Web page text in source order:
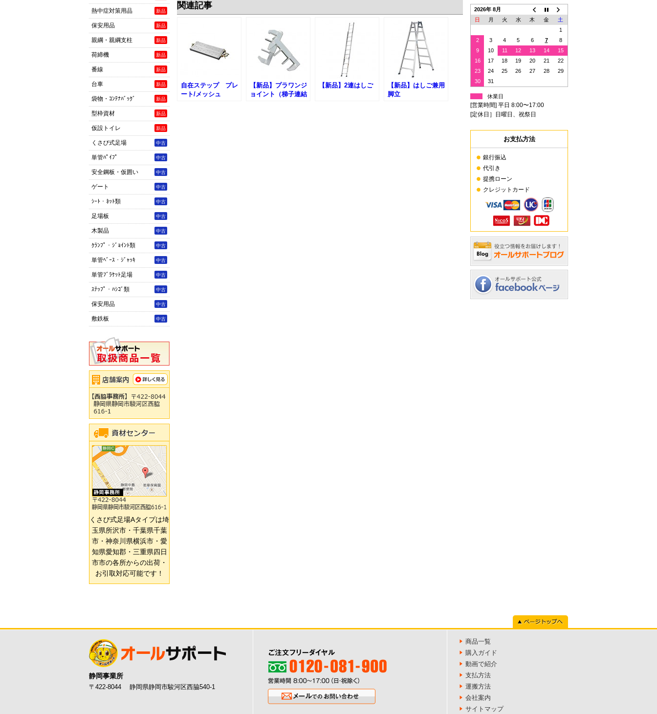
関連記事
自在ステップ プレ
ート/メッシュ
【新品】プラワンジ
ョイント（梯子連結
【新品】2連はしご
【新品】はしご兼用
脚立
新品
熱中症対策用品
新品
保安用品
新品
親綱・親綱支柱
新品
荷締機
新品
番線
新品
台車
新品
袋物・ｺﾝﾃﾅﾊﾞｯｸﾞ
新品
型枠資材
新品
仮設トイレ
中古
くさび式足場
中古
単管ﾊﾟｲﾌﾟ
中古
安全鋼板・仮囲い
中古
ゲート
中古
ｼｰﾄ・ﾈｯﾄ類
中古
足場板
中古
木製品
中古
ｸﾗﾝﾌﾟ・ｼﾞｮｲﾝﾄ類
中古
単管ﾍﾞｰｽ・ｼﾞｬｯｷ
中古
単管ﾌﾞﾗｹｯﾄ足場
中古
ｽﾃｯﾌﾟ・ﾊｼｺﾞ類
中古
保安用品
中古
敷鉄板
くさび式足場Aタイプは埼
玉県所沢市・千葉県千葉
市・神奈川県横浜市・愛
知県愛知郡・三重県四日
市市の各所からの出荷・
お引取対応可能です！
2026年 8月
日
月 火 水 木 金
土
1
2
3 4 5 6 7
8
9
10 11 12 13 14
15
16
17 18 19 20 21
22
23
24 25 26 27 28
29
30
31
休業日
[営業時間] 平日 8:00〜17:00
[定休日］日曜日、祝祭日
お支払方法
銀行振込
代引き
提携ローン
クレジットカード
静岡事業所
〒422-8044 静岡県静岡市駿河区西脇540-1
ご注文フリーダイヤル0120-081-900
営業時間8:00〜17:00（日・祝除く
商品一覧
購入ガイド
動画で紹介
支払方法
運搬方法
会社案内
サイトマップ